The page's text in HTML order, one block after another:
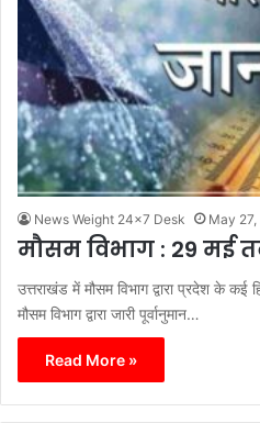
News Weight 24x7 Desk May
मौसम विभाग : 29 मई
उत्तराखंड में मौसम विभाग द्वारा प्रदेश के
मौसम विभाग द्वारा जारी पूर्वानुमान…
Read More »